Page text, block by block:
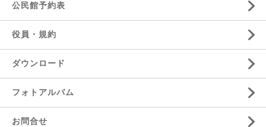
公民館予約表
役員・規約
ダウンロード
フォトアルバム
お問合せ